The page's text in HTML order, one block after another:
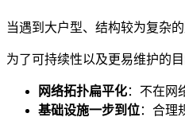
当遇到大户型、结构较为复杂
为了可持续性以及更易维护的
网络拓扑扁平化：不在网
基础设施一步到位：合理